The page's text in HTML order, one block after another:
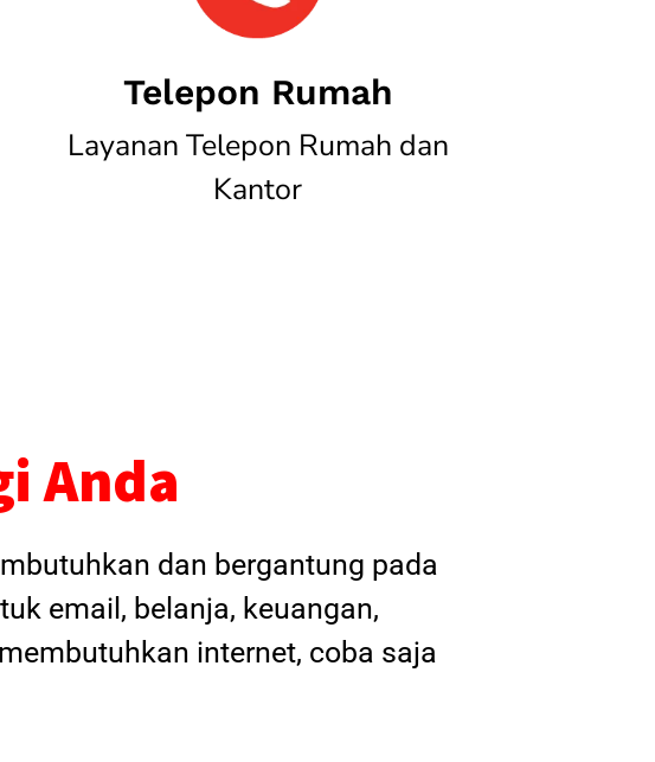
Telepon Rumah
Layanan Telepon Rumah dan
Kantor
Anda
dan bergantung pada
email, belanja, keuangan,
internet, coba saja